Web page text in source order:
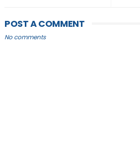
POST A COMMENT
No comments